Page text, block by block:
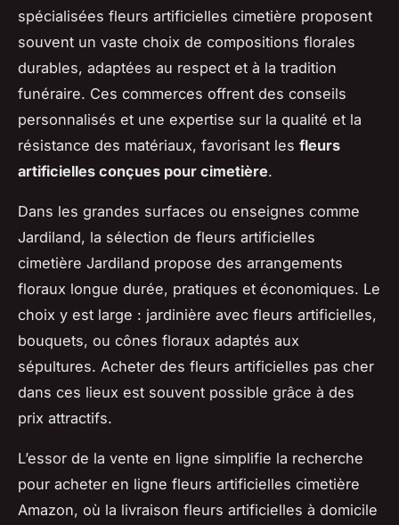
spécialisées fleurs artificielles cimetière proposent
souvent un vaste choix de compositions florales
durables, adaptées au respect et à la tradition
funéraire. Ces commerces offrent des conseils
personnalisés et une expertise sur la qualité et la
résistance des matériaux, favorisant les fleurs
artificielles conçues pour cimetière.
Dans les grandes surfaces ou enseignes comme
Jardiland, la sélection de fleurs artificielles
cimetière Jardiland propose des arrangements
floraux longue durée, pratiques et économiques. Le
choix y est large : jardinière avec fleurs artificielles,
bouquets, ou cônes floraux adaptés aux
sépultures. Acheter des fleurs artificielles pas cher
dans ces lieux est souvent possible grâce à des
prix attractifs.
L’essor de la vente en ligne simplifie la recherche
pour acheter en ligne fleurs artificielles cimetière
Amazon, où la livraison fleurs artificielles à domicile